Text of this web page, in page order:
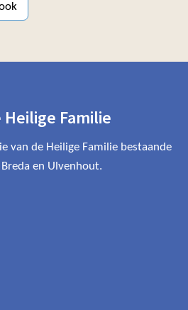
Familie
van de Heilige Familie bestaande
en Ulvenhout.